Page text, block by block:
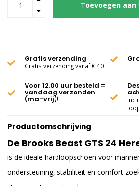
Toevoegen
Gratis verzending
Gratis verzending vanaf € 40
Voor 12.00 uur besteld =
vandaag verzonden
(ma-vrij)!
Productomschrijving
De Brooks Beast GTS 24
is de ideale hardloopschoen voor
ondersteuning, stabiliteit en comfort